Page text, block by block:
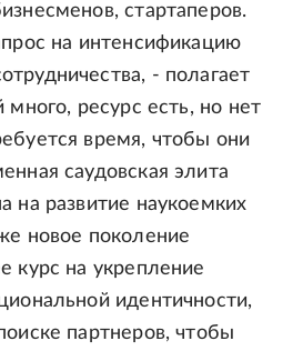
стартаперов.
на интенсификацию
- полагает
ресурс есть, но нет
время, чтобы они
саудовская элита
на развитие наукоемких
новое поколение
курс на укрепление
идентичности,
партнеров, чтобы